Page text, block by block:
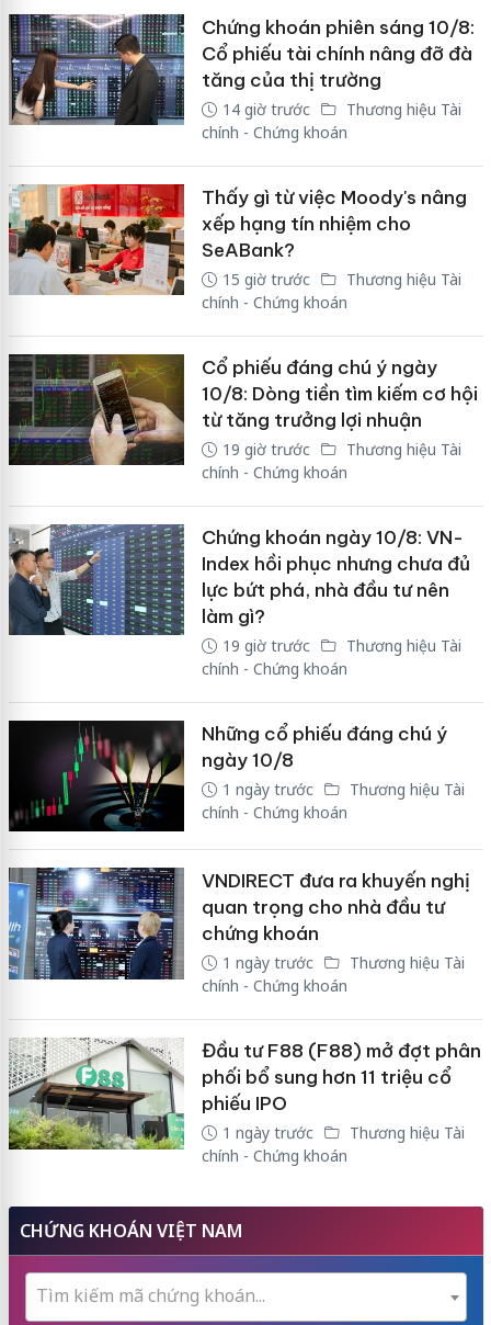
Chứng khoán phiên sáng 10/8:
Cổ phiếu tài chính nâng đỡ đà
tăng của thị trường
14 giờ trước
Thương hiệu Tài
chính - Chứng khoán
Thấy gì từ việc Moody's nâng
xếp hạng tín nhiệm cho
SeABank?
15 giờ trước
Thương hiệu Tài
chính - Chứng khoán
Cổ phiếu đáng chú ý ngày
10/8: Dòng tiền tìm kiếm cơ hội
từ tăng trưởng lợi nhuận
19 giờ trước
Thương hiệu Tài
chính - Chứng khoán
Chứng khoán ngày 10/8: VN-
Index hồi phục nhưng chưa đủ
lực bứt phá, nhà đầu tư nên
làm gì?
19 giờ trước
Thương hiệu Tài
chính - Chứng khoán
Những cổ phiếu đáng chú ý
ngày 10/8
1 ngày trước
Thương hiệu Tài
chính - Chứng khoán
VNDIRECT đưa ra khuyến nghị
quan trọng cho nhà đầu tư
chứng khoán
1 ngày trước
Thương hiệu Tài
chính - Chứng khoán
Đầu tư F88 (F88) mở đợt phân
phối bổ sung hơn 11 triệu cổ
phiếu IPO
1 ngày trước
Thương hiệu Tài
chính - Chứng khoán
CHỨNG KHOÁN VIỆT NAM
Tìm kiếm mã chứng khoán...